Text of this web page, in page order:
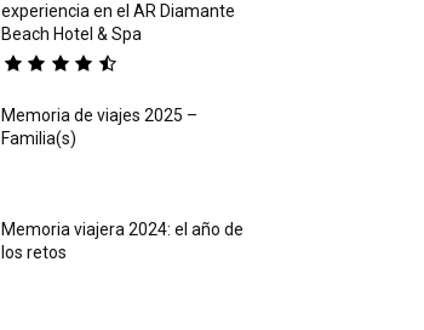
experiencia en el AR Diamante
Beach Hotel & Spa
Memoria de viajes 2025 –
Familia(s)
Memoria viajera 2024: el año de
los retos